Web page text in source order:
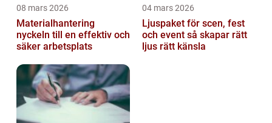
08 mars 2026
Materialhantering
nyckeln till en effektiv och
säker arbetsplats
04 mars 2026
Ljuspaket för scen, fest
och event så skapar rätt
ljus rätt känsla